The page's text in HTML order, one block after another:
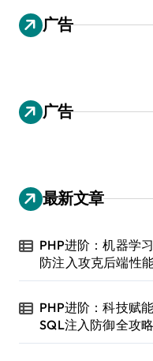
广告
广告
最新文章
PHP进阶：机器学
防注入攻克后端性
PHP进阶：科技赋
SQL注入防御全攻略